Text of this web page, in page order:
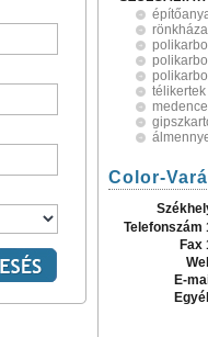
télikertek
Color-
Telefonszám
Fax
E-